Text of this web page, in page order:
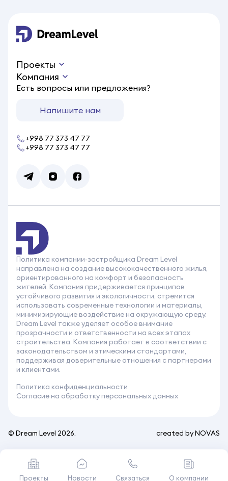
Есть вопросы или предложения?
Напишите нам
+998 77 373 47 77
+998 77 373 47 77
Проекты
Компания
Политика компании-застройщика Dream Level
направлена на создание высококачественного жилья,
ориентированного на комфорт и безопасность
жителей. Компания придерживается принципов
устойчивого развития и экологичности, стремится
использовать современные технологии и материалы,
минимизирующие воздействие на окружающую среду.
Dream Level также уделяет особое внимание
прозрачности и ответственности на всех этапах
строительства. Компания работает в соответствии с
законодательством и этическими стандартами,
поддерживая доверительные отношения с партнерами
и клиентами.
Политика конфиденциальности
Согласие на обработку персональных данных
© Dream Level 2026. created byNOVAS
Проекты Новости Связаться О компании